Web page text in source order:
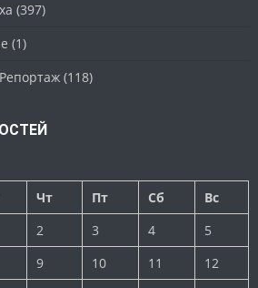
(397)
(1)
(118)
Чт Пт Сб
Вс
2 3 4
5
9 10 11
12